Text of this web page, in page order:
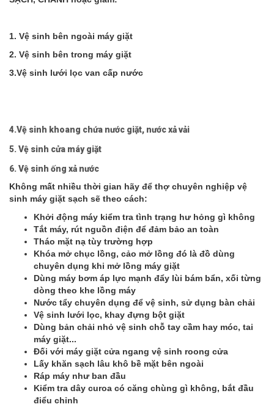
1. Vệ sinh bên ngoài máy giặt
2. Vệ sinh bên trong máy giặt
3.Vệ sinh lưới lọc van cấp nước
4.Vệ sinh khoang chứa nước giặt, nước xả vải
5. Vệ sinh cửa máy giặt
6. Vệ sinh ống xả nước
Không mất nhiều thời gian hãy để thợ chuyên nghiệp vệ
sinh máy giặt sạch sẽ theo cách:
Khởi động máy kiểm tra tình trạng hư hỏng gì không
Tắt máy, rút nguồn điện để đảm bảo an toàn
Tháo mặt nạ tùy trường hợp
Khóa mở chục lồng, cảo mở lồng đó là đồ dùng
chuyên dụng khi mở lồng máy giặt
Dùng máy bơm áp lực mạnh đẩy lùi bám bẩn, xối từng
dòng theo khe lồng máy
Nước tẩy chuyên dụng để vệ sinh, sử dụng bàn chải
Vệ sinh lưới lọc, khay đựng bột giặt
Dùng bản chải nhỏ vệ sinh chỗ tay cầm hay móc, tai
máy giặt...
Đối với máy giặt cửa ngang vệ sinh roong cửa
Lấy khăn sạch lâu khô bề mặt bên ngoài
Ráp máy như ban đầu
Kiểm tra dây curoa có căng chùng gì không, bắt đầu
điểu chỉnh